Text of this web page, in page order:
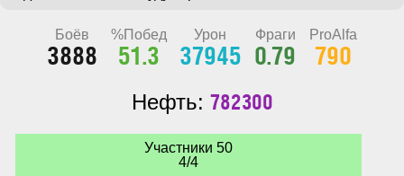
Боёв
3888
%Побед
51.3
Урон
37945
Фраги
0.79
ProAlfa
790
Нефть: 782300
Участники 50
4/4